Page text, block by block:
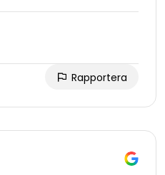
Rapportera